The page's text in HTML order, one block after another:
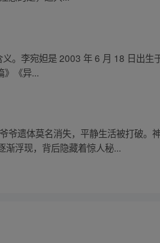
。李宛妲是 2003 年 6 月 18 日出
》《异...
爷遗体莫名消失，平静生活被打破
渐浮现，背后隐藏着惊人秘...